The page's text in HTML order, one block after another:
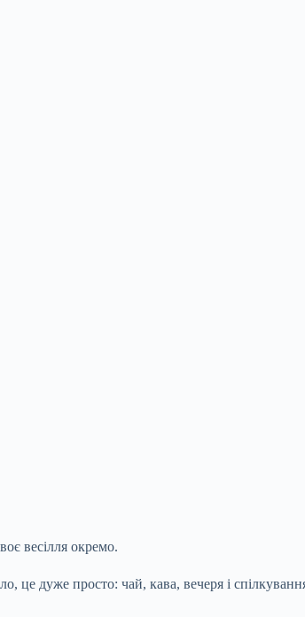
весілля окремо.
це дуже просто: чай, кава, вечеря і